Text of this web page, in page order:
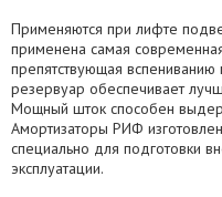
Применяются при лифте
применена самая
препятствующая
резервуар обеспечивает
Мощный шток способен
Амортизаторы РИФ
специально для подготовки
эксплуатации.